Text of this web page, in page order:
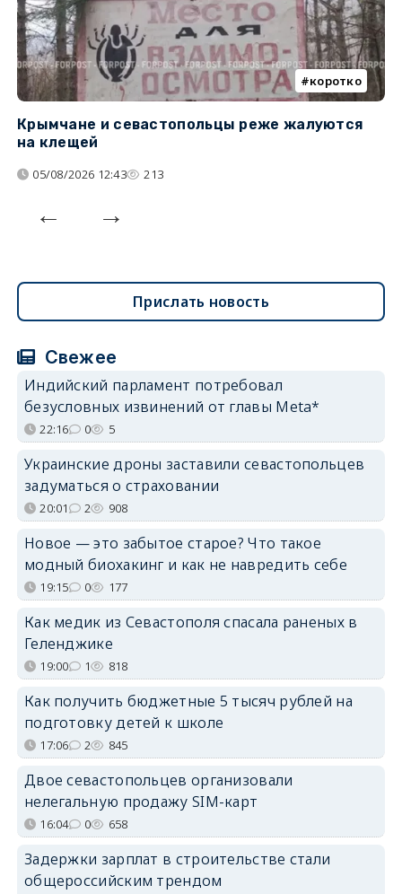
коротко
Крымчане и севастопольцы реже жалуются
на клещей
05/08/2026 12:43 213
Прислать новость
Свежее
Индийский парламент потребовал
безусловных извинений от главы Meta*
22:16 0 5
Украинские дроны заставили севастопольцев
задуматься о страховании
20:01 2 908
Новое — это забытое старое? Что такое
модный биохакинг и как не навредить себе
19:15 0 177
Как медик из Севастополя спасала раненых в
Геленджике
19:00 1 818
Как получить бюджетные 5 тысяч рублей на
подготовку детей к школе
17:06 2 845
Двое севастопольцев организовали
нелегальную продажу SIM-карт
16:04 0 658
Задержки зарплат в строительстве стали
общероссийским трендом